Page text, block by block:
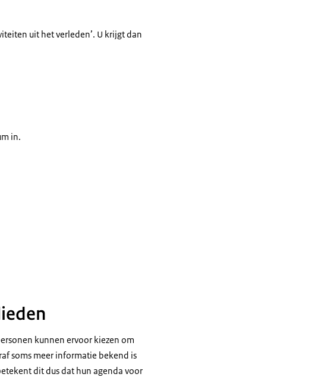
uit het verleden’. U krijgt dan
in.
kunnen ervoor kiezen om
soms meer informatie bekend is
dit dus dat hun agenda voor